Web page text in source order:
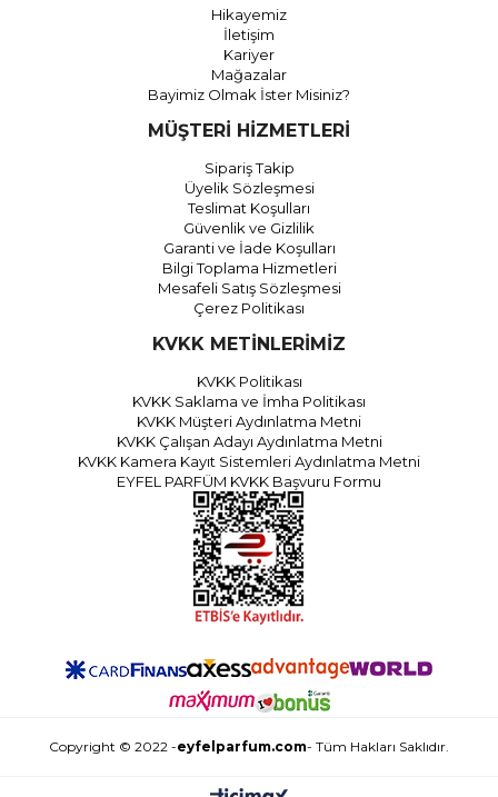
Hikayemiz
İletişim
Kariyer
Mağazalar
Bayimiz Olmak İster Misiniz?
MÜŞTERİ HİZMETLERİ
Sipariş Takip
Üyelik Sözleşmesi
Teslimat Koşulları
Güvenlik ve Gizlilik
Garanti ve İade Koşulları
Bilgi Toplama Hizmetleri
Mesafeli Satış Sözleşmesi
Çerez Politikası
KVKK METİNLERİMİZ
KVKK Politikası
KVKK Saklama ve İmha Politikası
KVKK Müşteri Aydınlatma Metni
KVKK Çalışan Adayı Aydınlatma Metni
KVKK Kamera Kayıt Sistemleri Aydınlatma Metni
EYFEL PARFÜM KVKK Başvuru Formu
Copyright © 2022 -eyfelparfum.com- Tüm Hakları Saklıdır.